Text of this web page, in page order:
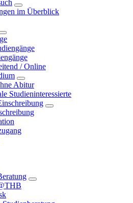
im Überblick
/ Online
Abitur
Studieninteressierte